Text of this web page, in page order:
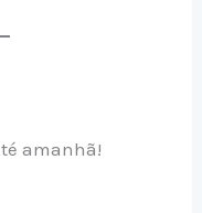
amanhã!